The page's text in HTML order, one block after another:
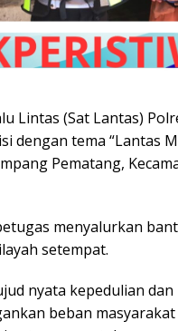
Lintas (Sat Lantas)
dengan tema “Lantas
Pematang,
menyalurkan
setempat.
nyata kepedulian
beban